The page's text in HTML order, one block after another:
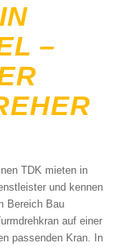
–
TDK mieten in
und kennen
Bereich Bau
auf einer
passenden Kran. In